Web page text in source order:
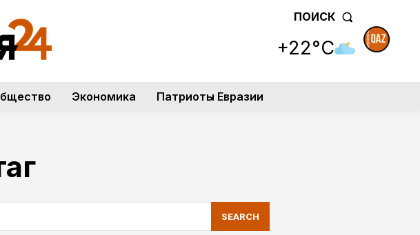
ПОИСК
+22°C
Экономика Патриоты Евразии
SEARCH